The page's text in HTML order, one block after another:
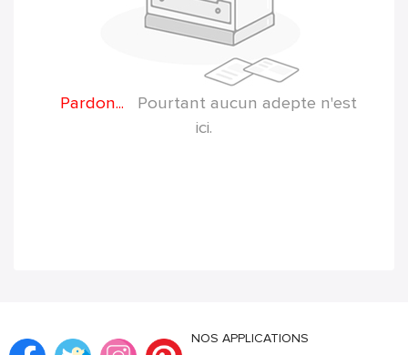
Pardon...
Pourtant aucun adepte n'est
ici.
NOS APPLICATIONS